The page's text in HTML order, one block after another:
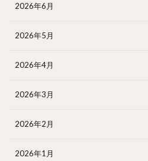
2026年6月
2026年5月
2026年4月
2026年3月
2026年2月
2026年1月